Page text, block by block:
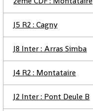
J5 R2 : Cagny
J8 Inter : Arras Simba
J4 R2 : Montataire
J2 Inter : Pont Deule B